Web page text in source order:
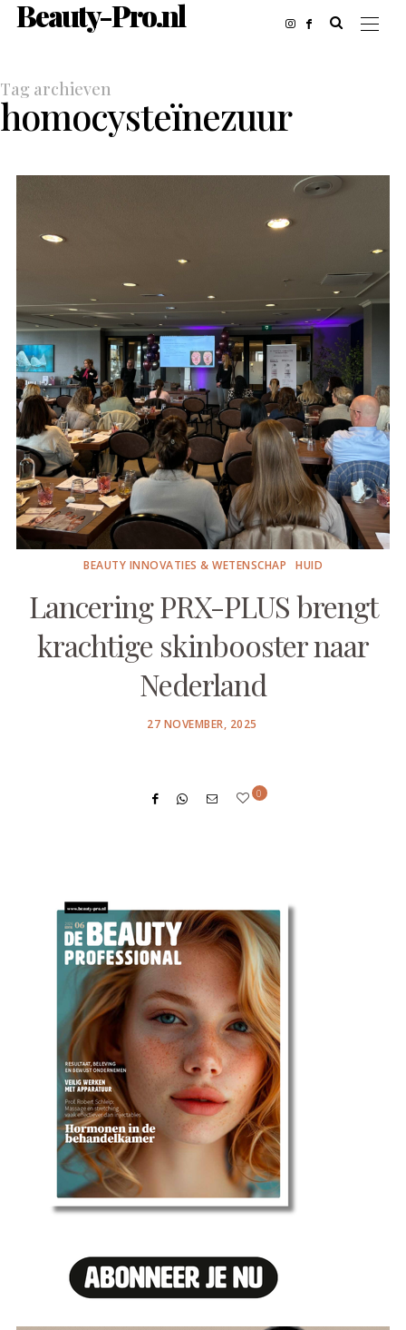
Beauty-Pro.nl
Tag archieven
homocysteïnezuur
BEAUTY INNOVATIES & WETENSCHAP HUID
Lancering PRX-PLUS brengt
krachtige skinbooster naar
Nederland
POSTED
27 NOVEMBER, 2025
0